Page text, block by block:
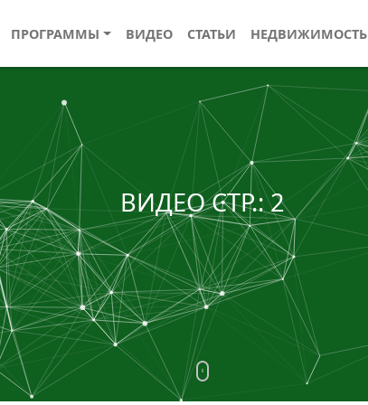
ПРОГРАММЫ ВИДЕО СТАТЬИ НЕДВИЖИМОСТЬ
ВИДЕО СТР.: 2